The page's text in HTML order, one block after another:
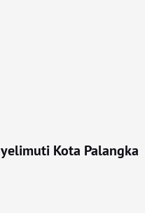
Kota Palangka